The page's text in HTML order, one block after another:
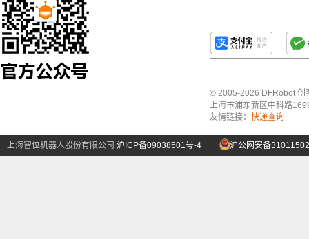
© 2005-2026 DFRobot 创
上海市浦东新区中科路
友情链接： 快递查询
上海智位机器人股份有限公司 沪ICP备09038501号-4 沪公网安备